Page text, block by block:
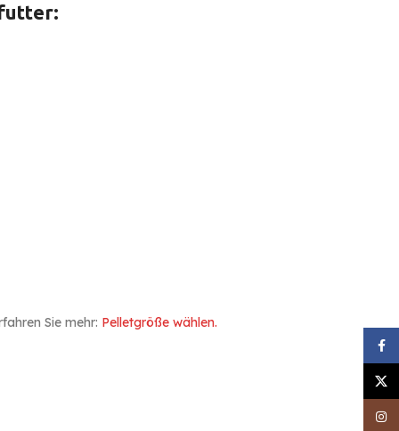
Sie mehr: Pelletgröße wählen.